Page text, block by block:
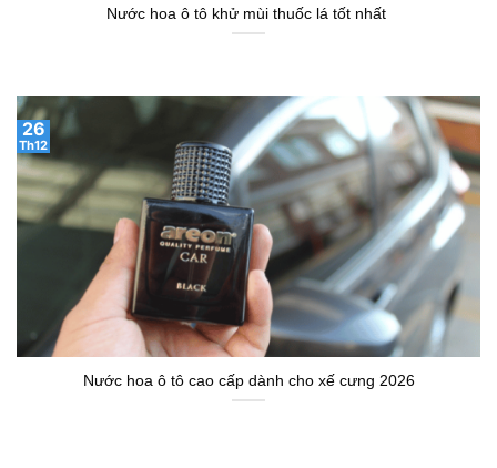
Nước hoa ô tô khử mùi thuốc lá tốt nhất
Nước hoa ô tô cao cấp dành cho xế cưng 2026
26
Th12